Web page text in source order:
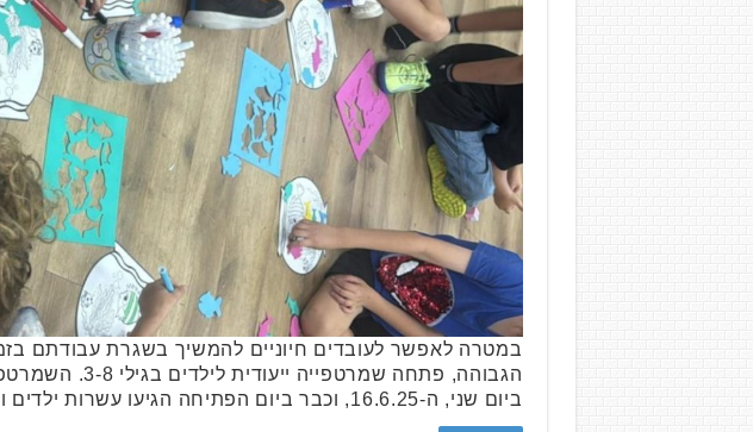
במטרה לאפשר לעובדים חיוניים להמשיך בשגרת עבודתם
ביום שני, ה-16.6.25, וכבר ביום הפתיחה הגיעו עשרות ילדים וילדות שששני הוריהם חיוניים ועוסקים במקצועות הרפואה …